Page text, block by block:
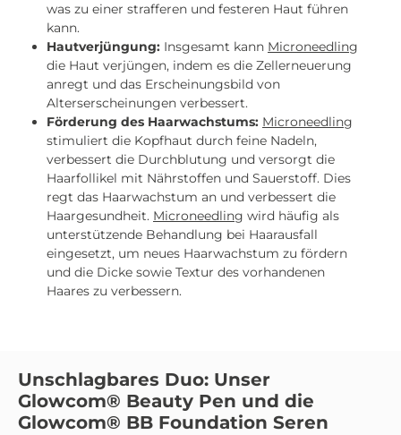
was zu einer strafferen und festeren Haut führen
kann.
Hautverjüngung: Insgesamt kann Microneedling
die Haut verjüngen, indem es die Zellerneuerung
anregt und das Erscheinungsbild von
Alterserscheinungen verbessert.
Förderung des Haarwachstums: Microneedling
stimuliert die Kopfhaut durch feine Nadeln,
verbessert die Durchblutung und versorgt die
Haarfollikel mit Nährstoffen und Sauerstoff. Dies
regt das Haarwachstum an und verbessert die
Haargesundheit. Microneedling wird häufig als
unterstützende Behandlung bei Haarausfall
eingesetzt, um neues Haarwachstum zu fördern
und die Dicke sowie Textur des vorhandenen
Haares zu verbessern.
Unschlagbares Duo: Unser
Glowcom® Beauty Pen und die
Glowcom® BB Foundation Seren